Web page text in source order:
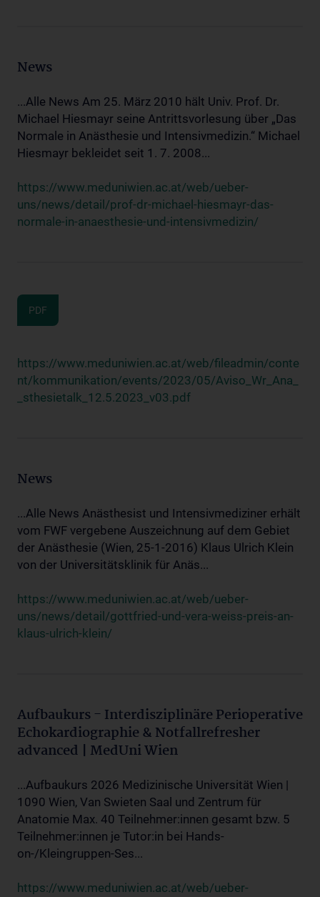
News
...Alle News Am 25. März 2010 hält Univ. Prof. Dr.
Michael Hiesmayr seine Antrittsvorlesung über „Das
Normale in Anästhesie und Intensivmedizin.“ Michael
Hiesmayr bekleidet seit 1. 7. 2008...
https://www.meduniwien.ac.at/web/ueber-
uns/news/detail/prof-dr-michael-hiesmayr-das-
normale-in-anaesthesie-und-intensivmedizin/
PDF
https://www.meduniwien.ac.at/web/fileadmin/conte
nt/kommunikation/events/2023/05/Aviso_Wr_Ana_
_sthesietalk_12.5.2023_v03.pdf
News
...Alle News Anästhesist und Intensivmediziner erhält
vom FWF vergebene Auszeichnung auf dem Gebiet
der Anästhesie (Wien, 25-1-2016) Klaus Ulrich Klein
von der Universitätsklinik für Anäs...
https://www.meduniwien.ac.at/web/ueber-
uns/news/detail/gottfried-und-vera-weiss-preis-an-
klaus-ulrich-klein/
Aufbaukurs - Interdisziplinäre Perioperative
Echokardiographie & Notfallrefresher
advanced | MedUni Wien
...Aufbaukurs 2026 Medizinische Universität Wien |
1090 Wien, Van Swieten Saal und Zentrum für
Anatomie Max. 40 Teilnehmer:innen gesamt bzw. 5
Teilnehmer:innen je Tutor:in bei Hands-
on-/Kleingruppen-Ses...
https://www.meduniwien.ac.at/web/ueber-